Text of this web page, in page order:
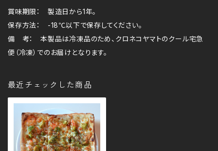
賞味期限： 製造日から1年。
保存方法： -18℃以下で保存してください。
備 考： 本製品は冷凍品のため、クロネコヤマトのクール宅急
便（冷凍）でのお届けとなります。
最近チェックした商品